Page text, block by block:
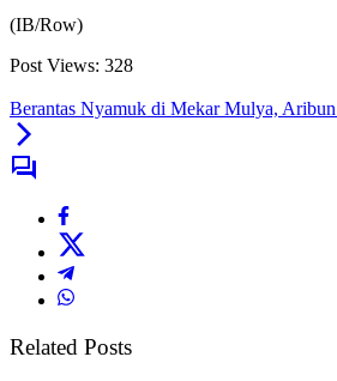
(IB/Row)
Post Views: 328
Berantas Nyamuk di Mekar Mulya,
Related Posts